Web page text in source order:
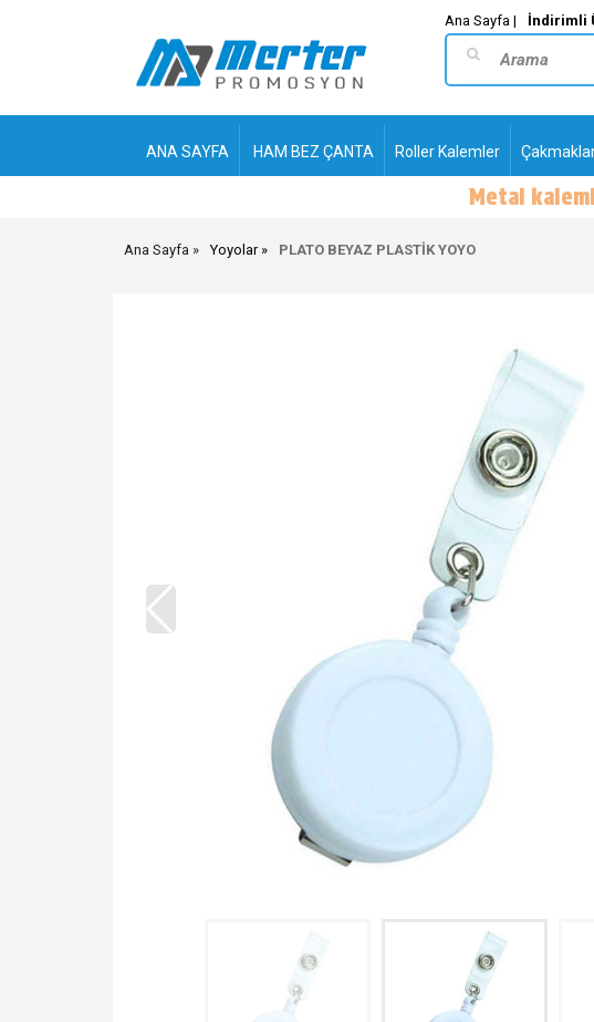
Ana Sayfa | İndirimli
ANA SAYFA HAM BEZ ÇANTA Roller Kalemler
Ana Sayfa Yoyolar PLATO BEYAZ PLASTİK YOYO